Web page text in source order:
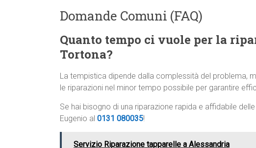
Domande Comuni (FAQ)
Quanto tempo ci vuole per la
Tortona?
La tempistica dipende dalla complessità del problema,
le riparazioni nel minor tempo possibile per garantire
Se hai bisogno di una riparazione rapida e affidabile
Eugenio al 0131 080035!
Servizio Riparazione tapparelle a Alessandria